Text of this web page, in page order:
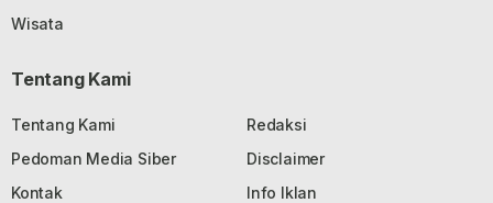
Wisata
Tentang Kami
Tentang Kami
Redaksi
Pedoman Media Siber
Disclaimer
Kontak
Info Iklan